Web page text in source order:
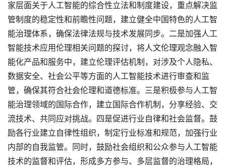
家层面关于人工智能的综合性立法和制度建设，重点解决监
管制度的稳定性和前瞻性问题，建立健全中国特色的人工智
能治理体系，确保法律法规与技术发展同步。二是加强人工
智能技术应用伦理相关问题的探讨，将人文伦理观念融入智
能化产品和服务中，建立伦理评估机制，对涉及个人隐私、
数据安全、社会公平等方面的人工智能技术进行审查和监
管，确保其符合社会伦理和道德标准。三是积极参与人工智
能治理领域的国际合作，建立国际合作机制，分享经验、交
流技术、共同应对挑战。四是促进行业自律和社会监督。鼓
励各行业建立自律性组织，制定行业标准和规范，加强行业
内部的自我监管。同时，鼓励社会组织和公众参与人工智能
技术的监督和评估，形成多方参与、多层监督的治理格局，